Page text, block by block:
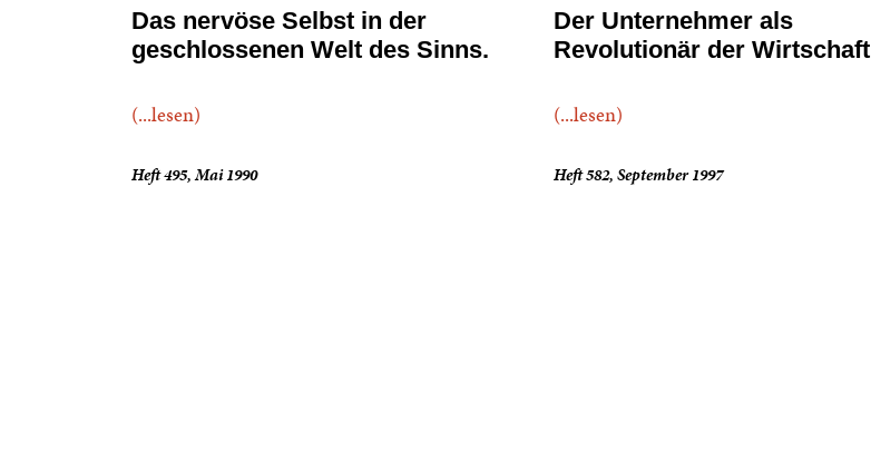
Das nervöse Selbst in der
geschlossenen Welt des Sinns.
(...lesen)
Heft 495, Mai 1990
Der Unternehmer als
Revolutionär der Wirtschaft
(...lesen)
Heft 582, September 1997